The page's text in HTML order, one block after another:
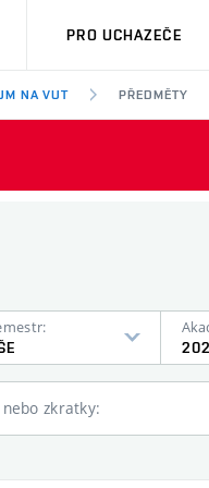
PRO UCHAZEČE
NA VUT PŘEDMĚTY
zkratky: